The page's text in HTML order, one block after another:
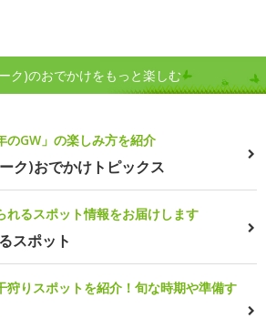
ク)のおでかけをもっと楽しむ
のGW」の楽しみ方を紹介
ク)おでかけトピックス
れるスポット情報をお届けします
スポット
狩りスポットを紹介！旬な時期や準備す